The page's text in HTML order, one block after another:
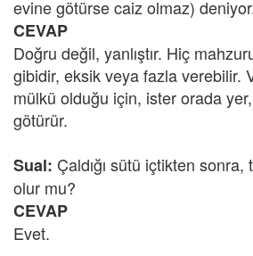
evine götürse caiz olmaz)
CEVAP
Doğru değil, yanlıştır. Hiç
gibidir, eksik veya fazla verebilir.
mülkü olduğu için, ister orada
götürür.
Sual: Çaldığı sütü içtikten
olur mu?
CEVAP
Evet.